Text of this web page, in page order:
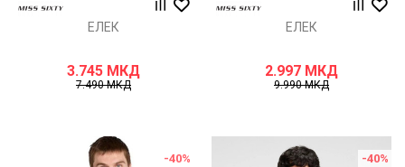
ЕЛЕК
3.745 МКД
7.490МКД
ЕЛЕК
2.997 МКД
9.990МКД
-40% -40%